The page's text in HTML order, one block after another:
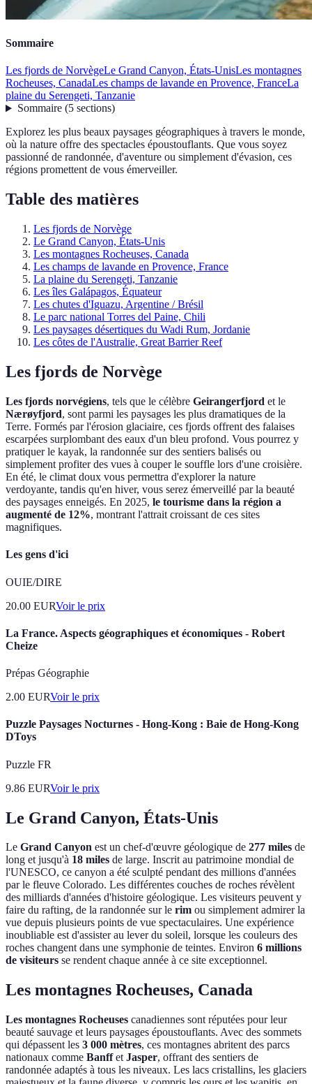
Sommaire
Les fjords de NorvègeLe Grand Canyon, États-UnisLes montagnes
Rocheuses, CanadaLes champs de lavande en Provence, FranceLa
plaine du Serengeti, Tanzanie
Sommaire(5 sections)
Explorez les plus beaux paysages géographiques à travers le monde,
où la nature offre des spectacles époustouflants. Que vous soyez
passionné de randonnée, d'aventure ou simplement d'évasion, ces
régions promettent de vous émerveiller.
Table des matières
Les fjords de Norvège
Le Grand Canyon, États-Unis
Les montagnes Rocheuses, Canada
Les champs de lavande en Provence, France
La plaine du Serengeti, Tanzanie
Les îles Galápagos, Équateur
Les chutes d'Iguazu, Argentine / Brésil
Le parc national Torres del Paine, Chili
Les paysages désertiques du Wadi Rum, Jordanie
Les côtes de l'Australie, Great Barrier Reef
Les fjords de Norvège
Les fjords norvégiens, tels que le célèbre Geirangerfjord et le
Nærøyfjord, sont parmi les paysages les plus dramatiques de la
Terre. Formés par l'érosion glaciaire, ces fjords offrent des falaises
escarpées surplombant des eaux d'un bleu profond. Vous pourrez y
pratiquer le kayak, la randonnée sur des sentiers balisés ou
simplement profiter des vues à couper le souffle lors d'une croisière.
En été, le climat doux vous permettra d'explorer la nature
verdoyante, tandis qu'en hiver, vous serez émerveillé par la beauté
des paysages enneigés. En 2025, le tourisme dans la région a
augmenté de 12%, montrant l'attrait croissant de ces sites
magnifiques.
Les gens d'ici
OUIE/DIRE
20.00 EURVoir le prix
La France. Aspects géographiques et économiques - Robert
Cheize
Prépas Géographie
2.00 EURVoir le prix
Puzzle Paysages Nocturnes - Hong-Kong : Baie de Hong-Kong
DToys
Puzzle FR
9.86 EURVoir le prix
Le Grand Canyon, États-Unis
Le Grand Canyon est un chef-d'œuvre géologique de 277 miles de
long et jusqu'à 18 miles de large. Inscrit au patrimoine mondial de
l'UNESCO, ce canyon a été sculpté pendant des millions d'années
par le fleuve Colorado. Les différentes couches de roches révèlent
des milliards d'années d'histoire géologique. Les visiteurs peuvent y
faire du rafting, de la randonnée sur le rim ou simplement admirer la
vue depuis plusieurs points de vue spectaculaires. Une expérience
inoubliable est d'assister au lever du soleil, lorsque les couleurs des
roches changent dans une symphonie de teintes. Environ 6 millions
de visiteurs se rendent chaque année à ce site exceptionnel.
Les montagnes Rocheuses, Canada
Les montagnes Rocheuses canadiennes sont réputées pour leur
beauté sauvage et leurs paysages époustouflants. Avec des sommets
qui dépassent les 3 000 mètres, ces montagnes abritent des parcs
nationaux comme Banffet Jasper, offrant des sentiers de
randonnée adaptés à tous les niveaux. Les lacs cristallins, les glaciers